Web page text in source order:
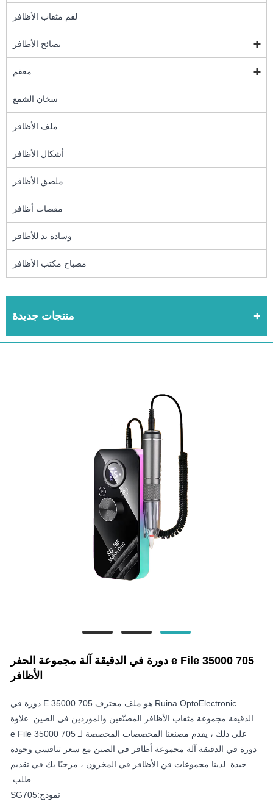
لقم مثقاب الأظافر
نصائح الأظافر
معقم
سخان الشمع
ملف الأظافر
أشكال الأظافر
ملصق الأظافر
مقصات أظافر
وسادة يد للأظافر
مصباح مكتب الأظافر
منتجات جديدة
705 e File 35000 دورة في الدقيقة آلة مجموعة الحفر
الأظافر
Ruina OptoElectronic هو ملف محترف 705 E 35000 دورة في
الدقيقة مجموعة مثقاب الأظافر المصنّعين والموردين في الصين. علاوة
على ذلك ، يقدم مصنعنا المخصصات المخصصة لـ 705 e File 35000
دورة في الدقيقة آلة مجموعة أظافر في الصين مع سعر تنافسي وجودة
جيدة. لدينا مجموعات فن الأظافر في المخزون ، مرحبًا بك في تقديم
طلب.
نموذج:SG705